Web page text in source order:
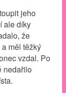
jeho
ale díky
že
měl těžký
vzdal. Po
nedařilo